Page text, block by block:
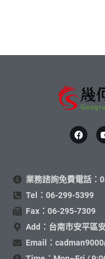
業務諮詢免費電話：
Tel：06-299-5399
Fax：06-295-7309
Add：台南市安平區
Email：